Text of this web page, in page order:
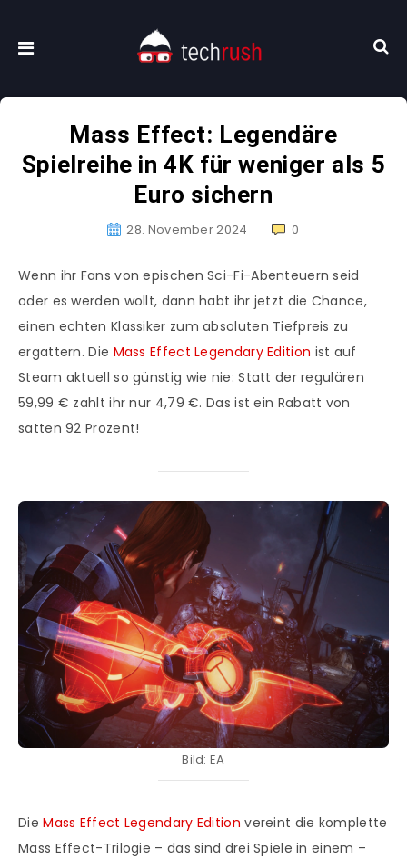
Mass Effect: Legendäre
Spielreihe in 4K für weniger als 5
Euro sichern
28. November 2024 0
Wenn ihr Fans von epischen Sci-Fi-Abenteuern seid
oder es werden wollt, dann habt ihr jetzt die Chance,
einen echten Klassiker zum absoluten Tiefpreis zu
ergattern. Die Mass Effect Legendary Edition ist auf
Steam aktuell so günstig wie nie: Statt der regulären
59,99 € zahlt ihr nur 4,79 €. Das ist ein Rabatt von
satten 92 Prozent!
Bild: EA
DieMass Effect Legendary Edition vereint die komplette
Mass Effect-Trilogie – das sind drei Spiele in einem –